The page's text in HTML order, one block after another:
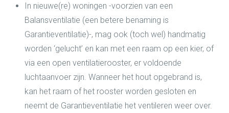
In nieuwe(re) woningen -voorzien van een
Balansventilatie (een betere benaming is
Garantieventilatie)-, mag ook (toch wel) handmatig
worden ‘gelucht’ en kan met een raam op een kier, of
via een open ventilatierooster, er voldoende
luchtaanvoer zijn. Wanneer het hout opgebrand is,
kan het raam of het rooster worden gesloten en
neemt de Garantieventilatie het ventileren weer over.